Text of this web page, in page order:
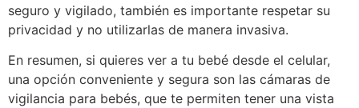
seguro y vigilado, también es importante respetar su
privacidad y no utilizarlas de manera invasiva.
En resumen, si quieres ver a tu bebé desde el celular,
una opción conveniente y segura son las cámaras de
vigilancia para bebés, que te permiten tener una vista